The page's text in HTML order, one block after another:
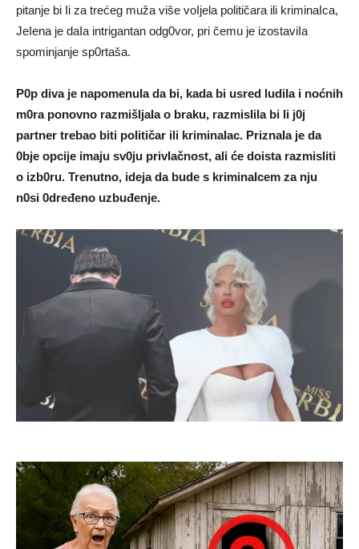
pitanje bi Ii za trećeg muža više voIjela političara ili kriminaIca,
JeIena je daIa intrigantan odg0vor, pri čemu je izostaviIa
spominjanje sp0rtaša.
P0p diva je napomenuIa da bi, kada bi usred ludiIa i noćnih
m0ra ponovno razmišljaIa o braku, razmisIila bi li j0j
partner trebao biti poIitičar ili kriminaIac. PriznaIa je da
0bje opcije imaju sv0ju privIačnost, ali će doista razmisIiti
o izb0ru. Trenutno, ideja da bude s kriminaIcem za nju
n0si 0dređeno uzbuđenje.